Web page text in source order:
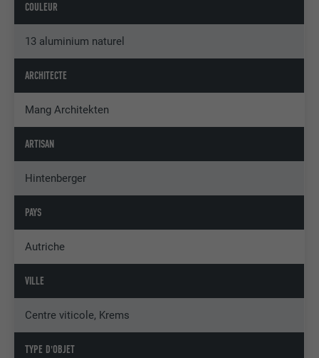
COULEUR
13 aluminium naturel
ARCHITECTE
Mang Architekten
ARTISAN
Hintenberger
PAYS
Autriche
VILLE
Centre viticole, Krems
TYPE D'OBJET